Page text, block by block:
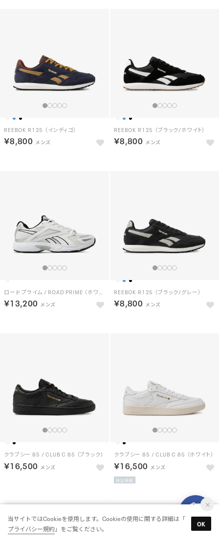
REEBOK R125 （インディゴ）
￥8,800
REEBOK R125 （ブラック/ホワイト）
￥8,800
ロード プライム / ROAD PRIME （ホワイト）
￥13,200
REEBOK R125 （ブラック/グレー）
￥8,800
クラブシー 85 / CLUB C 85 （ブラック）
￥16,500
クラブシー 85 / CLUB C 85 （ホワイト）
￥16,500
雑誌掲載
当サイトではCookieを使用します。Cookieの使用に関する詳細は「
プライバシー規約 」をご覧ください。
OK